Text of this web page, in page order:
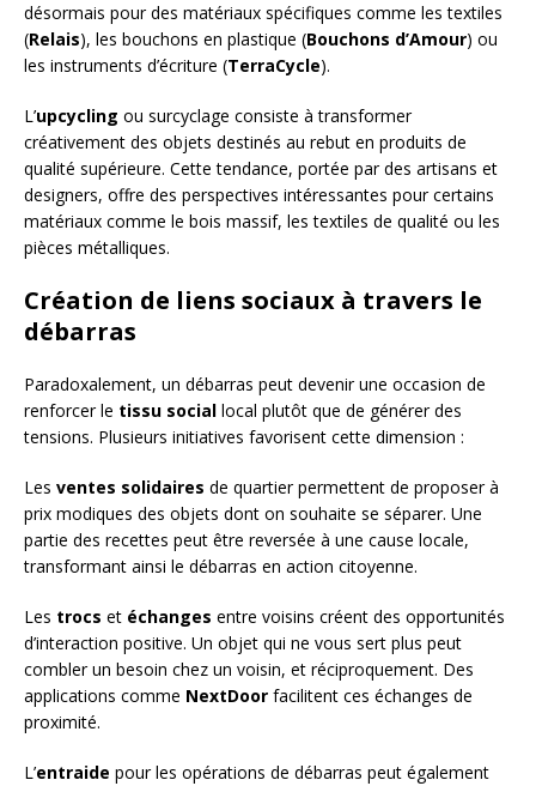
désormais pour des matériaux spécifiques comme les textiles
(Relais), les bouchons en plastique (Bouchons d’Amour) ou
les instruments d’écriture (TerraCycle).
L’upcycling ou surcyclage consiste à transformer
créativement des objets destinés au rebut en produits de
qualité supérieure. Cette tendance, portée par des artisans et
designers, offre des perspectives intéressantes pour certains
matériaux comme le bois massif, les textiles de qualité ou les
pièces métalliques.
Création de liens sociaux à travers le
débarras
Paradoxalement, un débarras peut devenir une occasion de
renforcer le tissu social local plutôt que de générer des
tensions. Plusieurs initiatives favorisent cette dimension :
Les ventes solidaires de quartier permettent de proposer à
prix modiques des objets dont on souhaite se séparer. Une
partie des recettes peut être reversée à une cause locale,
transformant ainsi le débarras en action citoyenne.
Les trocs et échanges entre voisins créent des opportunités
d’interaction positive. Un objet qui ne vous sert plus peut
combler un besoin chez un voisin, et réciproquement. Des
applications comme NextDoor facilitent ces échanges de
proximité.
L’entraide pour les opérations de débarras peut également